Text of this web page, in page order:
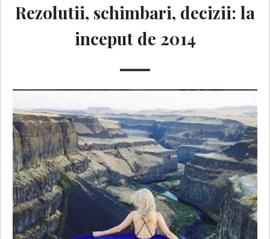
Rezolutii, schimbari, decizii: la
inceput de 2014